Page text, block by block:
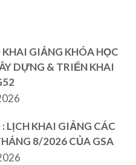
GIẢNG KHÓA HỌC
DỰNG & TRIỂN KHAI
LỊCH KHAI GIẢNG CÁC
8/2026 CỦA GSA